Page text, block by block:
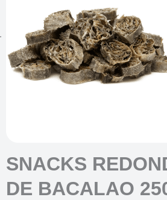
SNACKS
DE BACALAO